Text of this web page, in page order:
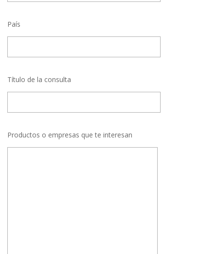
País
Título de la consulta
Productos o empresas que te interesan